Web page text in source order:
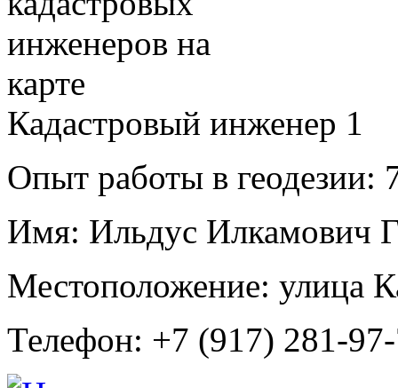
Кадастровый инженер 1
Опыт работы в геодезии:
Имя: Ильдус Илкамович
Местоположение: улица
Телефон: +7 (917) 281-